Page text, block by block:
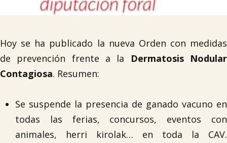
Hoy se ha publicado la nueva Orden con medidas
de prevención frente a la Dermatosis Nodular
Contagiosa. Resumen:
Se suspende la presencia de ganado vacuno en
todas las ferias, concursos, eventos con
animales, herri kirolak… en toda la CAV.